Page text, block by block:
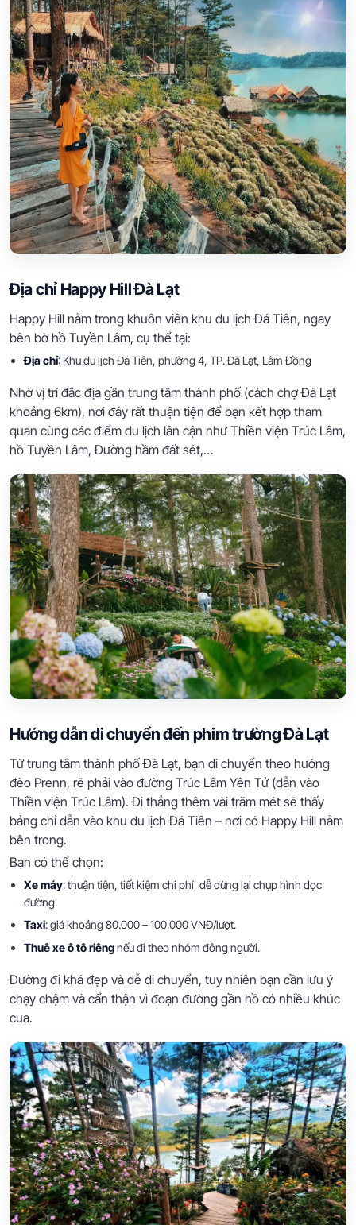
Địa chỉ Happy Hill Đà Lạt
Happy Hill nằm trong khuôn viên khu du lịch Đá Tiên, ngay
bên bờ hồ Tuyền Lâm, cụ thể tại:
Địa chỉ: Khu du lịch Đá Tiên, phường 4, TP. Đà Lạt, Lâm Đồng
Nhờ vị trí đắc địa gần trung tâm thành phố (cách chợ Đà Lạt
khoảng 6km), nơi đây rất thuận tiện để bạn kết hợp tham
quan cùng các điểm du lịch lân cận như Thiền viện Trúc Lâm,
hồ Tuyền Lâm, Đường hầm đất sét,…
Hướng dẫn di chuyển đến phim trường Đà Lạt
Từ trung tâm thành phố Đà Lạt, bạn di chuyển theo hướng
đèo Prenn, rẽ phải vào đường Trúc Lâm Yên Tử (dẫn vào
Thiền viện Trúc Lâm). Đi thẳng thêm vài trăm mét sẽ thấy
bảng chỉ dẫn vào khu du lịch Đá Tiên – nơi có Happy Hill nằm
bên trong.
Bạn có thể chọn:
Xe máy: thuận tiện, tiết kiệm chi phí, dễ dừng lại chụp hình dọc
đường.
Taxi: giá khoảng 80.000 – 100.000 VNĐ/lượt.
Thuê xe ô tô riêngnếu đi theo nhóm đông người.
Đường đi khá đẹp và dễ di chuyển, tuy nhiên bạn cần lưu ý
chạy chậm và cẩn thận vì đoạn đường gần hồ có nhiều khúc
cua.